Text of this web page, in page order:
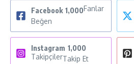
Facebook 1,000Fanlar
Beğen
Instagram 1,000
TakipçilerTakip Et